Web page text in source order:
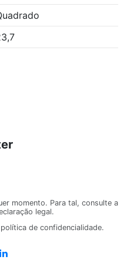
momento. Para tal, consulte a
legal.
de confidencialidade.